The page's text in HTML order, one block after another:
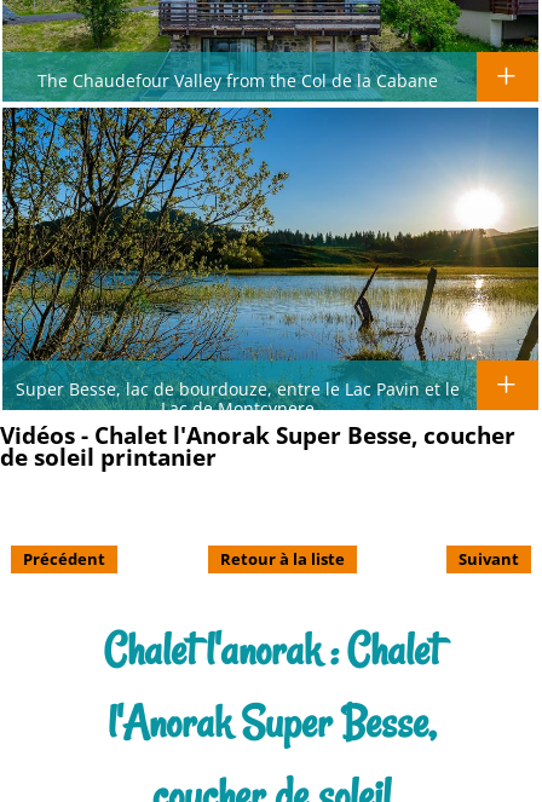
The Chaudefour Valley from the Col de la Cabane
Super Besse, lac de bourdouze, entre le Lac Pavin et le
Lac de Montcynere
Vidéos - Chalet l'Anorak Super Besse, coucher
de soleil printanier
Précédent Retour à la liste Suivant
Chalet l'anorak : Chalet
l'Anorak Super Besse,